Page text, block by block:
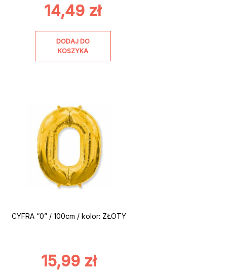
14,49 zł
DODAJ DO
KOSZYKA
CYFRA “0” / 100cm / kolor: ZŁOTY
15,99 zł